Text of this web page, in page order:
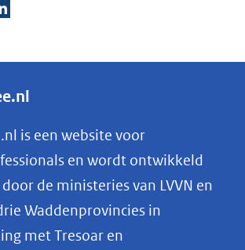
is een website voor
en wordt ontwikkeld
de ministeries van LVVN en
Waddenprovincies in
met Tresoar en